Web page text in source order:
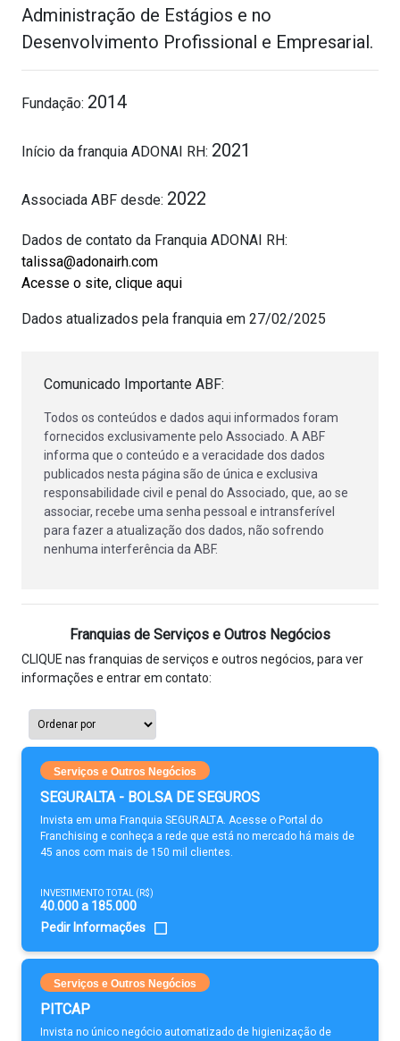
Administração de Estágios e no
Desenvolvimento Profissional e Empresarial.
Fundação: 2014
Início da franquia ADONAI RH: 2021
Associada ABF desde: 2022
Dados de contato da Franquia ADONAI RH:
talissa@adonairh.com
Acesse o site, clique aqui
Dados atualizados pela franquia em 27/02/2025
Comunicado Importante ABF:
Todos os conteúdos e dados aqui informados foram
fornecidos exclusivamente pelo Associado. A ABF
informa que o conteúdo e a veracidade dos dados
publicados nesta página são de única e exclusiva
responsabilidade civil e penal do Associado, que, ao se
associar, recebe uma senha pessoal e intransferível
para fazer a atualização dos dados, não sofrendo
nenhuma interferência da ABF.
Franquias de Serviços e Outros Negócios
CLIQUE nas franquias de serviços e outros negócios, para ver
informações e entrar em contato:
Serviços e Outros Negócios
SEGURALTA - BOLSA DE SEGUROS
Invista em uma Franquia SEGURALTA. Acesse o Portal do
Franchising e conheça a rede que está no mercado há mais de
45 anos com mais de 150 mil clientes.
INVESTIMENTO TOTAL (R$)
40.000 a 185.000
Pedir Informações
Serviços e Outros Negócios
PITCAP
Invista no único negócio automatizado de higienização de